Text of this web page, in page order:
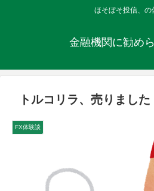
ほそぼそ投信、の
金融機関に勧め
トルコリラ、売りました
FX体験談